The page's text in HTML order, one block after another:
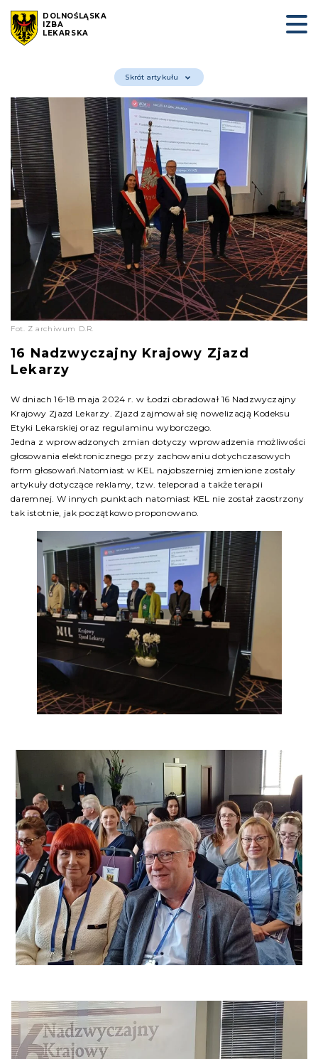
DOLNOŚLĄSKA
IZBA
LEKARSKA
Skrót artykułu
Fot. Z archiwum D.R.
16 Nadzwyczajny Krajowy Zjazd
Lekarzy
W dniach 16-18 maja 2024 r. w Łodzi obradował 16 Nadzwyczajny
Krajowy Zjazd Lekarzy. Zjazd zajmował się nowelizacją Kodeksu
Etyki Lekarskiej oraz regulaminu wyborczego.
Jedna z wprowadzonych zmian dotyczy wprowadzenia możliwości
głosowania elektronicznego przy zachowaniu dotychczasowych
form głosowań.Natomiast w KEL najobszerniej zmienione zostały
artykuły dotyczące reklamy, tzw. teleporad a także terapii
daremnej. W innych punktach natomiast KEL nie został zaostrzony
tak istotnie, jak początkowo proponowano.